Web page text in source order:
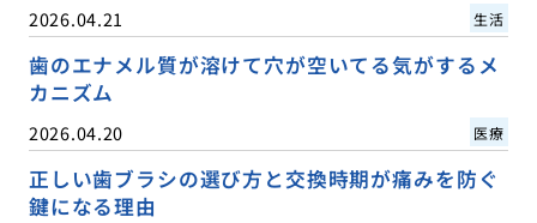
2026.04.21 生活
歯のエナメル質が溶けて穴が空いてる気がするメ
カニズム
2026.04.20 医療
正しい歯ブラシの選び方と交換時期が痛みを防ぐ
鍵になる理由